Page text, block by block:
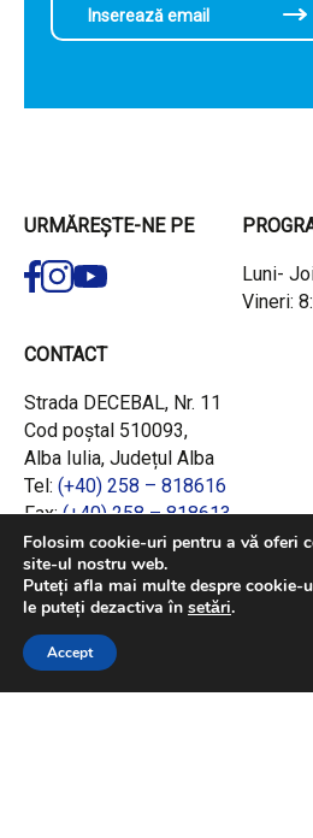
URMĂREȘTE-NE PE
Luni-
Vineri:
CONTACT
Strada DECEBAL, Nr. 11
Cod poștal 510093,
Alba Iulia, Județul Alba
Tel: (+40) 258 – 818616
Fax:(+40) 258 – 818613
Email:office@adrcentru.ro
LINK-URI RAPIDE
Consiliul European
Jurnalul Oficial al Uniunii Europene
Folosim cookie-uri pentru a vă oferi
site-ul nostru web.
Puteți afla mai multe despre cookie-
le puteți dezactiva în setări.
Accept